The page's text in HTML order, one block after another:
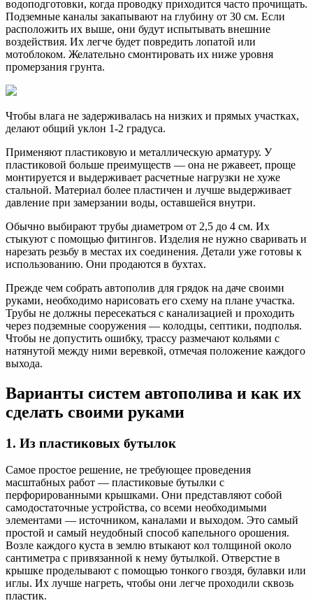
водоподготовки, когда проводку приходится часто прочищать.
Подземные каналы закапывают на глубину от 30 см. Если
расположить их выше, они будут испытывать внешние
воздействия. Их легче будет повредить лопатой или
мотоблоком. Желательно смонтировать их ниже уровня
промерзания грунта.
Чтобы влага не задерживалась на низких и прямых участках,
делают общий уклон 1-2 градуса.
Применяют пластиковую и металлическую арматуру. У
пластиковой больше преимуществ — она не ржавеет, проще
монтируется и выдерживает расчетные нагрузки не хуже
стальной. Материал более пластичен и лучше выдерживает
давление при замерзании воды, оставшейся внутри.
Обычно выбирают трубы диаметром от 2,5 до 4 см. Их
стыкуют с помощью фитингов. Изделия не нужно сваривать и
нарезать резьбу в местах их соединения. Детали уже готовы к
использованию. Они продаются в бухтах.
Прежде чем собрать автополив для грядок на даче своими
руками, необходимо нарисовать его схему на плане участка.
Трубы не должны пересекаться с канализацией и проходить
через подземные сооружения — колодцы, септики, подполья.
Чтобы не допустить ошибку, трассу размечают кольями с
натянутой между ними веревкой, отмечая положение каждого
выхода.
Варианты систем автополива и как их
сделать своими руками
1. Из пластиковых бутылок
Самое простое решение, не требующее проведения
масштабных работ — пластиковые бутылки с
перфорированными крышками. Они представляют собой
самодостаточные устройства, со всеми необходимыми
элементами — источником, каналами и выходом. Это самый
простой и самый неудобный способ капельного орошения.
Возле каждого куста в землю втыкают кол толщиной около
сантиметра с привязанной к нему бутылкой. Отверстие в
крышке проделывают с помощью тонкого гвоздя, булавки или
иглы. Их лучше нагреть, чтобы они легче проходили сквозь
пластик.